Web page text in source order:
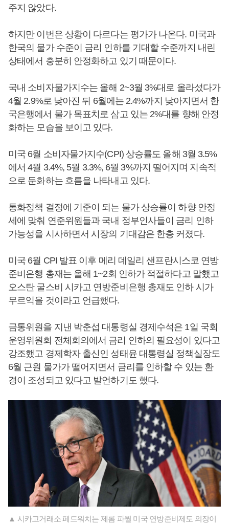
주지 않았다.
하지만 이번은 상황이 다르다는 평가가 나온다. 미국과
한국의 물가 수준이 금리 인하를 기대할 수준까지 내린
상태에서 충분히 안정화하고 있기 때문이다.
국내 소비자물가지수는 올해 2~3월 3%대로 올라섰다가
4월 2.9%로 낮아진 뒤 6월에는 2.4%까지 낮아지면서 한
국은행에서 물가 목표치로 삼고 있는 2%대를 향해 안정
화하는 모습을 보이고 있다.
미국 6월 소비자물가지수(CPI) 상승률도 올해 3월 3.5%
에서 4월 3.4%, 5월 3.3%, 6월 3%까지 떨어지며 지속적
으로 둔화하는 흐름을 나타내고 있다.
통화정책 결정에 기준이 되는 물가 상승률이 하향 안정
세에 맞춰 연준위원들과 국내 정부인사들이 금리 인하
가능성을 시사하면서 시장의 기대감은 한층 커졌다.
미국 6월 CPI 발표 이후 메리 데일리 샌프란시스코 연방
준비은행 총재는 올해 1~2회 인하가 적절하다고 말했고
오스탄 굴스비 시카고 연방준비은행 총재도 인하 시가
무르익을 것이라고 언급했다.
금통위원을 지낸 박춘섭 대통령실 경제수석은 1일 국회
운영위원회 전체회의에서 금리 인하의 필요성이 있다고
강조했고 경제학자 출신인 성태윤 대통령실 정책실장도
6월 근원 물가가 떨어지면서 금리를 인하할 수 있는 환
경이 조성되고 있다고 발언하기도 했다.
▲ 시카고거래소 페드워치는 제롬 파월 미국 연방준비제도 의장이